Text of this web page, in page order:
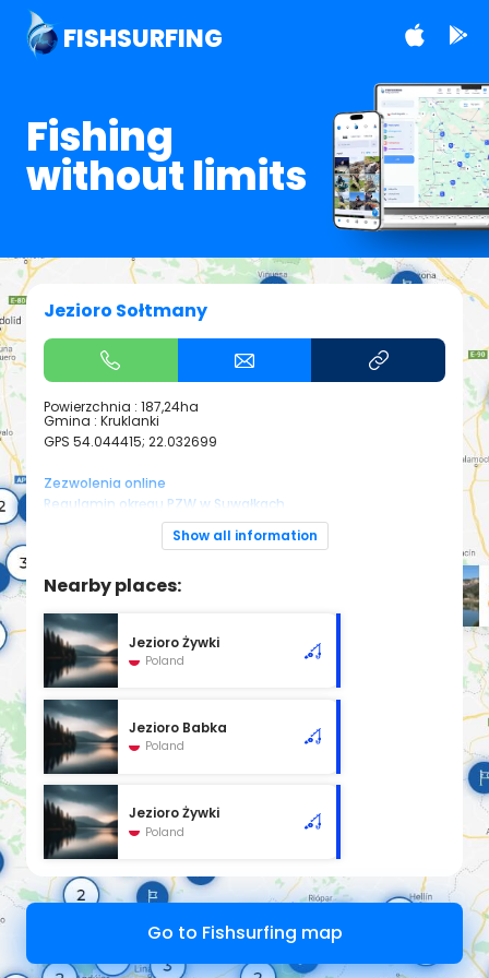
FISHSURFING
Fishing
without limits
Jezioro Sołtmany
Powierzchnia : 187,24ha
Gmina : Kruklanki
GPS 54.044415; 22.032699
Zezwolenia online
Regulamin okręgu PZW w Suwałkach
Show all information
Nearby places:
Jezioro Żywki
Poland
Jezioro Babka
Poland
Jezioro Żywki
Poland
Go to Fishsurfing map